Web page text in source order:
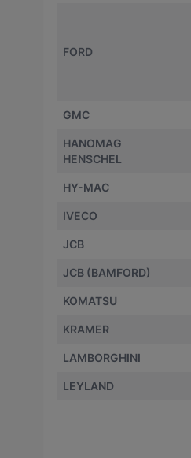
FORD
GMC
HANOMAG
HENSCHEL
HY-MAC
IVECO
JCB
JCB (BAMFORD)
KOMATSU
KRAMER
LAMBORGHINI
LEYLAND